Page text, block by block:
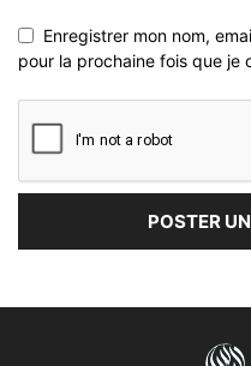
Enregistrer mon nom,
pour la prochaine fois que je